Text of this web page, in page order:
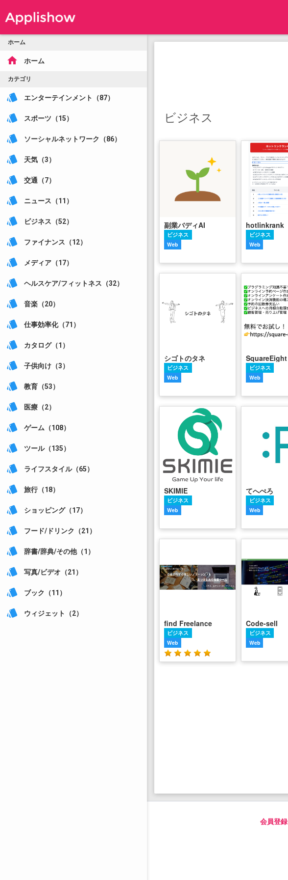
ホーム
home ホーム
カテゴリ
style エンターテインメント（87）
style スポーツ（15）
style ソーシャルネットワーク（86）
style 天気（3）
style 交通（7）
style ニュース（11）
style ビジネス（52）
style ファイナンス（12）
style メディア（17）
style ヘルスケア/フィットネス（32）
style 音楽（20）
style 仕事効率化（71）
style カタログ（1）
style 子供向け（3）
style 教育（53）
style 医療（2）
style ゲーム（108）
style ツール（135）
style ライフスタイル（65）
style 旅行（18）
style ショッピング（17）
style フード/ドリンク（21）
style 辞書/辞典/その他（1）
style 写真/ビデオ（21）
style ブック（11）
style ウィジェット（2）
ビジネス
副業バディAI
ビジネス
Web
hotlinkrank
ビジネス
Web
シゴトのタネ
ビジネス
Web
SquareEight
ビジネス
Web
SKIMIE
ビジネス
Web
てへぺろ
ビジネス
Web
find Freelance
ビジネス
Web
Code-sell
ビジネス
Web
会員登録